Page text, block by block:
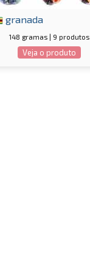
granada
148 gramas | 9 produtos
Veja o produto